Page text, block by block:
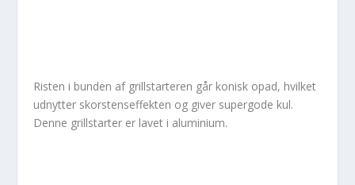
Risten i bunden af grillstarteren går konisk opad, hvilket
udnytter skorstenseffekten og giver supergode kul.
Denne grillstarter er lavet i aluminium.